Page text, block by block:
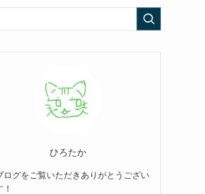
ひろたか
ログをご覧いただきありがとうござい
！